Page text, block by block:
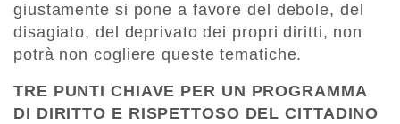
giustamente si pone a favore del debole, del
disagiato, del deprivato dei propri diritti, non
potrà non cogliere queste tematiche.
TRE PUNTI CHIAVE PER UN PROGRAMMA
DI DIRITTO E RISPETTOSO DEL CITTADINO